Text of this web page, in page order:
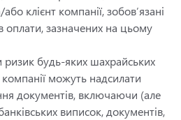
клієнт компанії, зобов’язані
оплати, зазначених на цьому
будь-яких шахрайських
можуть надсилати
документів, включаючи (але
виписок, документів,